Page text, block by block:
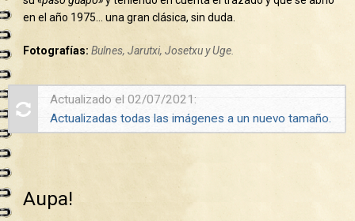
en el año 1975… una gran clásica, sin duda.
Fotografías: Bulnes, Jarutxi, Josetxu y Uge.
Actualizado el 02/07/2021:
Actualizadas todas las imágenes a un nuevo tamaño.
Aupa!